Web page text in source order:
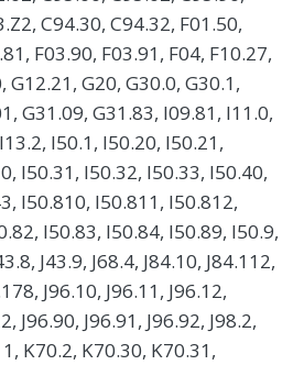
C94.30, C94.32, F01.50,
F03.90, F03.91, F04, F10.27,
G12.21, G20, G30.0, G30.1,
G31.09, G31.83, I09.81, I11.0,
I50.1, I50.20, I50.21,
I50.31, I50.32, I50.33, I50.40,
I50.810, I50.811, I50.812,
I50.83, I50.84, I50.89, I50.9,
J43.9, J68.4, J84.10, J84.112,
J96.10, J96.11, J96.12,
J96.90, J96.91, J96.92, J98.2,
K70.2, K70.30, K70.31,